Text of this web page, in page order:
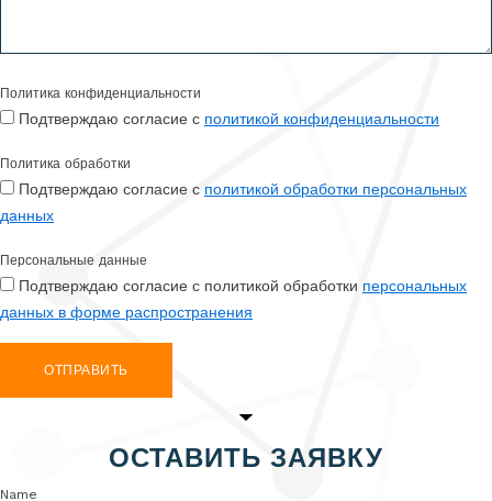
Политика конфиденциальности
Подтверждаю согласие с политикой конфиденциальности
Политика обработки
Подтверждаю согласие с политикой обработки персональных
данных
Персональные данные
Подтверждаю согласие с политикой обработки персональных
данных в форме распространения
ОТПРАВИТЬ
ОСТАВИТЬ ЗАЯВКУ
Name